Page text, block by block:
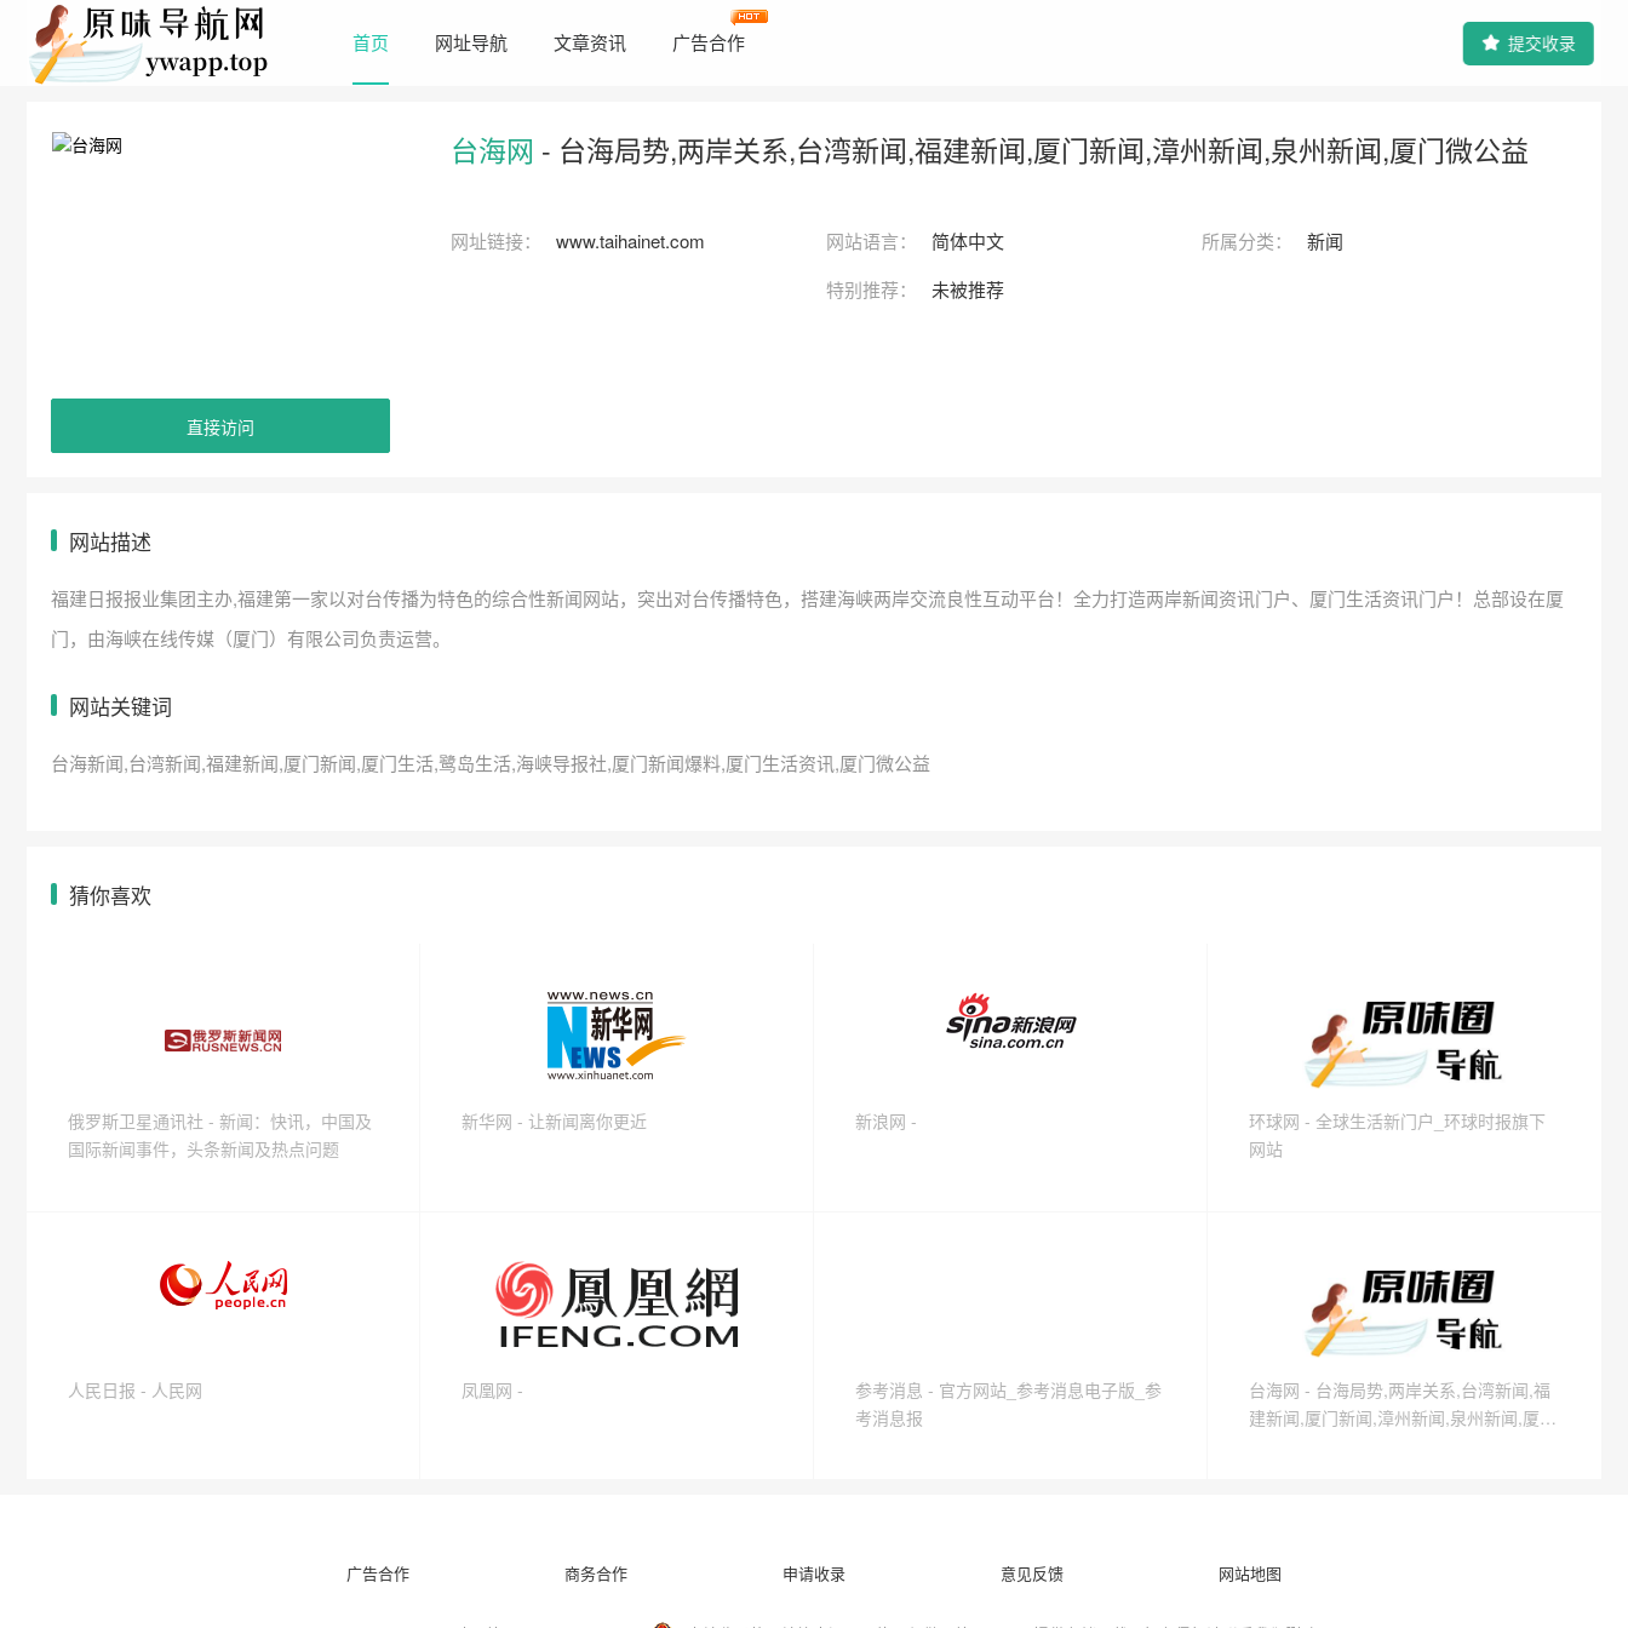
首页 网址导航 文章资讯 广告合作 提交收录
直接访问
台海网 - 台海局势,两岸关系,台湾新闻,福建新闻,厦门新闻,漳州新闻,泉州新闻,厦门微公益
网址链接： www.taihainet.com 网站语言： 简体中文 所属分类：
新闻
特别推荐：
未被推荐
网站描述
福建日报报业集团主办,福建第一家以对台传播为特色的综合性新闻网站，突出对台传播特色，搭建海峡两岸交流良性互动平台！全力打造两岸新闻资讯门户、厦门生活资讯门户！总部设在厦
门，由海峡在线传媒（厦门）有限公司负责运营。
网站关键词
台海新闻,台湾新闻,福建新闻,厦门新闻,厦门生活,鹭岛生活,海峡导报社,厦门新闻爆料,厦门生活资讯,厦门微公益
猜你喜欢
俄罗斯卫星通讯社 - 新闻：快讯，中国及
国际新闻事件，头条新闻及热点问题
新华网 - 让新闻离你更近 新浪网 -
环球网 - 全球生活新门户_环球时报旗下
网站
人民日报 - 人民网 凤凰网 -
参考消息 - 官方网站_参考消息电子版_参
考消息报
台海网 - 台海局势,两岸关系,台湾新闻,福
建新闻,厦门新闻,漳州新闻,泉州新闻,厦门
广告合作 商务合作 申请收录 意见反馈 网站地图